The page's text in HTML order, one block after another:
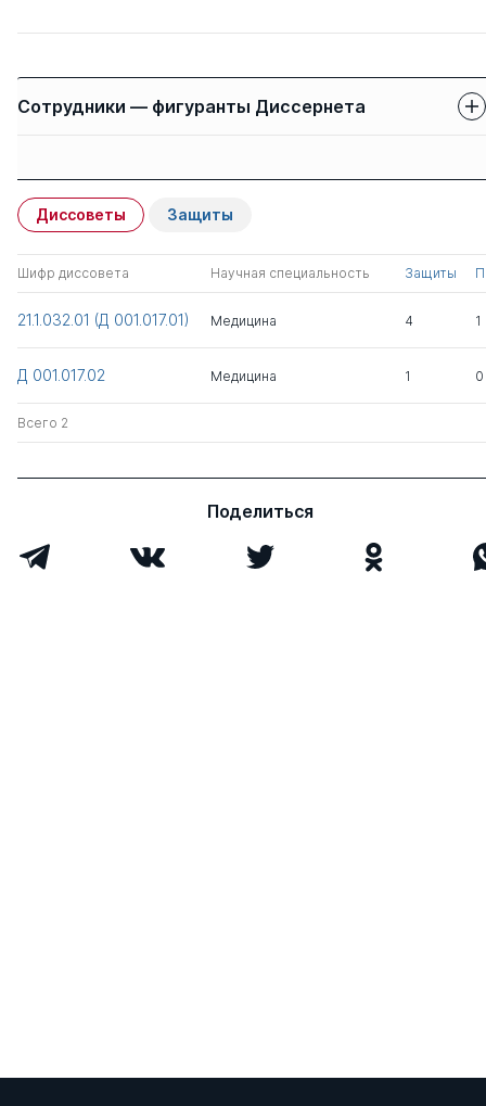
Сотрудники — фигуранты Диссернета
Герштейн Елена
Сергеевна
Маринов Димитр
Тодорович
Всего 2
Диссоветы Защиты
Шифр диссовета Научная специальность Защиты
21.1.032.01 (Д 001.017.01) Медицина 4 1
Д 001.017.02 Медицина 1 0
Всего 2
Поделиться